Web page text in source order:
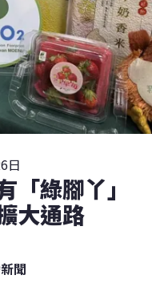
日
「綠腳丫」
大通路
聞